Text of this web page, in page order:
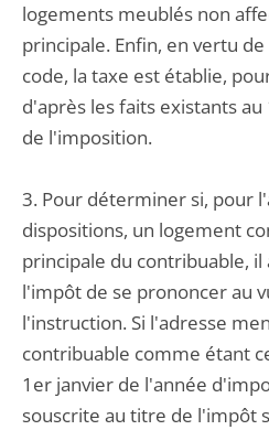
logements meublés non
principale. Enfin, en vertu
code, la taxe est établie,
d'après les faits existants
de l'imposition.
3. Pour déterminer si, pour
dispositions, un logement
principale du contribuable,
l'impôt de se prononcer au
l'instruction. Si l'adresse
contribuable comme étant
1er janvier de l'année
souscrite au titre de l'impôt